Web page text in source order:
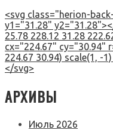
<svg class="herion-
y1="31.28"
25.78 228.12 31.28
cx="224.67" cy="30.94"
224.67 30.94) scale(1, -
</svg>
АРХИВЫ
Июль 2026